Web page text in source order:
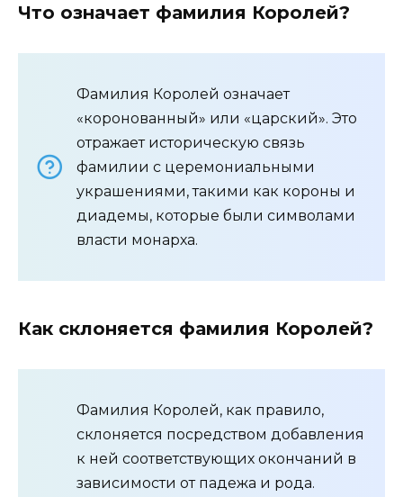
Что означает фамилия Королей?
Фамилия Королей означает
«коронованный» или «царский». Это
отражает историческую связь
фамилии с церемониальными
украшениями, такими как короны и
диадемы, которые были символами
власти монарха.
Как склоняется фамилия Королей?
Фамилия Королей, как правило,
склоняется посредством добавления
к ней соответствующих окончаний в
зависимости от падежа и рода.